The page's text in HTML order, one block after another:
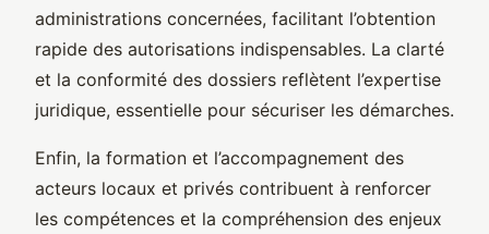
administrations concernées, facilitant l’obtention
rapide des autorisations indispensables. La clarté
et la conformité des dossiers reflètent l’expertise
juridique, essentielle pour sécuriser les démarches.
Enfin, la formation et l’accompagnement des
acteurs locaux et privés contribuent à renforcer
les compétences et la compréhension des enjeux